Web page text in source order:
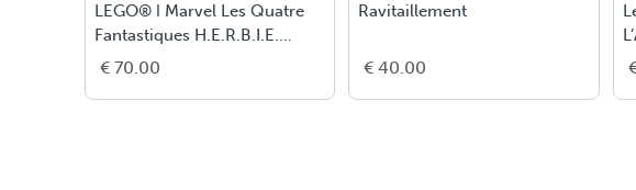
Ravitaillement
€ 40.00
Les Boutiques Magiques De
€ 100.00
La
And
€